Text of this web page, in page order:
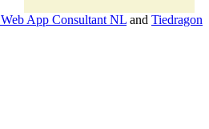
Web App Consultant NL and Tiedragon